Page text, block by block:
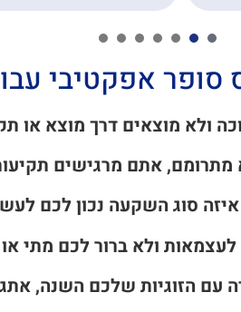
ולא מוצאים דרך מוצא או
אתם מרגישים
סוג השקעה נכון לכם
ולא ברור לכם מתי
עם הזוגיות שלכם השנה,